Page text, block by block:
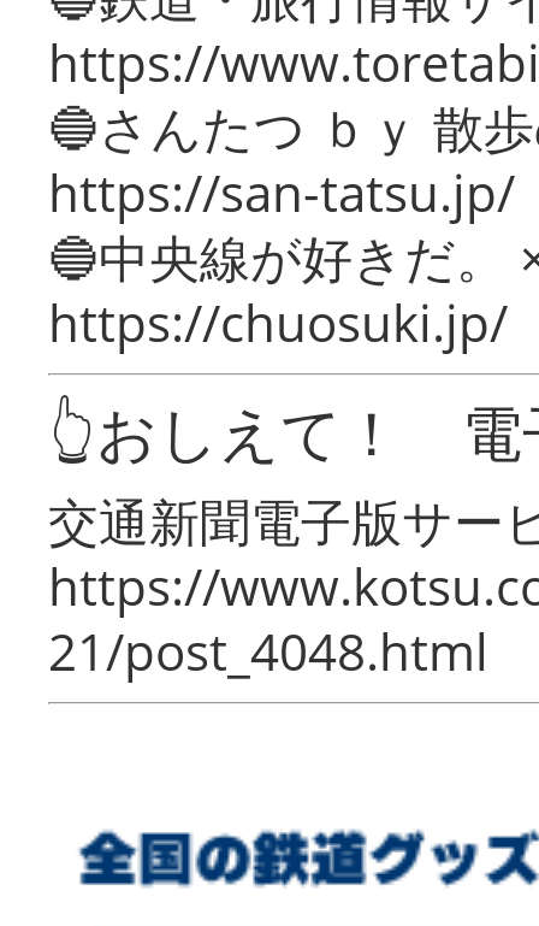
https://
🔵さんたつ ｂｙ 散
https://san-tatsu.jp/
🔵中央線が好きだ。
https://chuosuki.jp/
👆おしえて！ 電
交通新聞電子版サー
https://
21/post_4048.html